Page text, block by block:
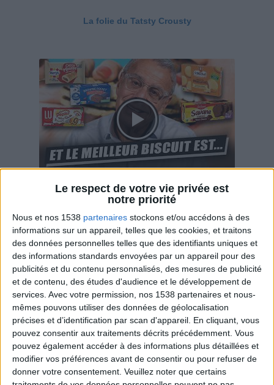
Le respect de votre vie privée est
notre priorité
Nous et nos 1538 partenaires stockons et/ou accédons à des
informations sur un appareil, telles que les cookies, et traitons
des données personnelles telles que des identifiants uniques et
des informations standards envoyées par un appareil pour des
publicités et du contenu personnalisés, des mesures de publicité
et de contenu, des études d'audience et le développement de
services. Avec votre permission, nos 1538 partenaires et nous-
mêmes pouvons utiliser des données de géolocalisation
précises et d’identification par scan d'appareil. En cliquant, vous
pouvez consentir aux traitements décrits précédemment. Vous
pouvez également accéder à des informations plus détaillées et
modifier vos préférences avant de consentir ou pour refuser de
donner votre consentement. Veuillez noter que certains
La folie du Tatsty Crousty
Savane, LU, Pepito, Harrys... Que valent vraiment
ces gâteaux ?
Webinaires en direct Voir tout